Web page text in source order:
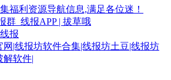
福利资源导航信息,满足各位迷！
群_线报APP | 拔草哦
报
网|线报坊软件合集|线报坊土豆|线报坊
解软件|